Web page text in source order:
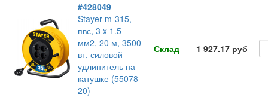
#428049
Stayer m-315,
пвс, 3 x 1.5
мм2, 20 м, 3500
вт, силовой
удлинитель на
катушке (55078-
20)
Склад 1 927.17 руб